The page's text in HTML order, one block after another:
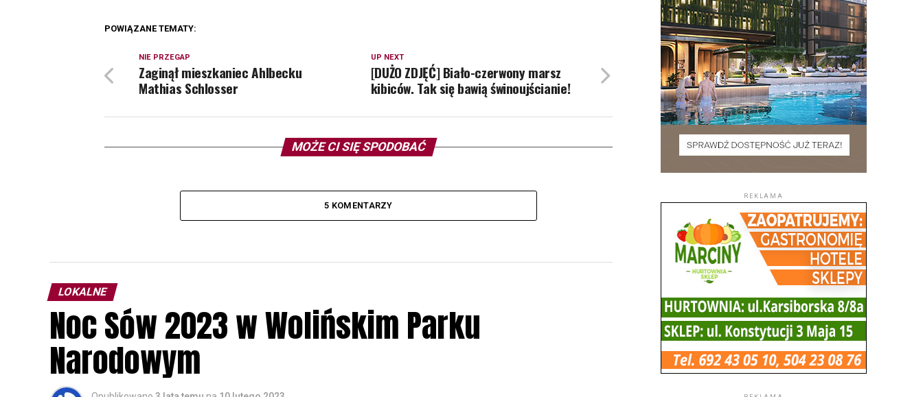
POWIĄZANE TEMATY:
UP NEXT
[DUŻO ZDJĘĆ] Biało-czerwony marsz
kibiców. Tak się bawią świnoujścianie!
NIE PRZEGAP
Zaginął mieszkaniec Ahlbecku
Mathias Schlosser
MOŻE CI SIĘ SPODOBAĆ
5 KOMENTARZY
LOKALNE
Noc Sów 2023 w Wolińskim Parku
Narodowym
REKLAMA